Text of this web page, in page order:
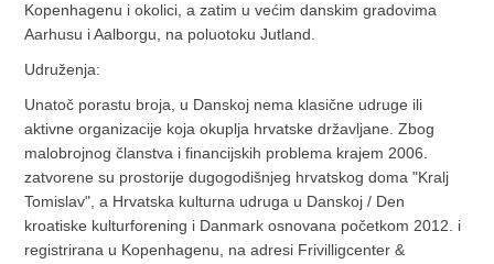
Kopenhagenu i okolici, a zatim u većim danskim gradovima
Aarhusu i Aalborgu, na poluotoku Jutland.
Udruženja:
Unatoč porastu broja, u Danskoj nema klasične udruge ili
aktivne organizacije koja okuplja hrvatske državljane. Zbog
malobrojnog članstva i financijskih problema krajem 2006.
zatvorene su prostorije dugogodišnjeg hrvatskog doma "Kralj
Tomislav", a Hrvatska kulturna udruga u Danskoj / Den
kroatiske kulturforening i Danmark osnovana početkom 2012. i
registrirana u Kopenhagenu, na adresi Frivilligcenter &